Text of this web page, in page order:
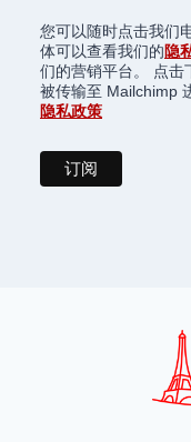
您可以随时点击我们
体可以查看我们的隐
们的营销平台。 点击
被传输至 Mailchimp
隐私政策